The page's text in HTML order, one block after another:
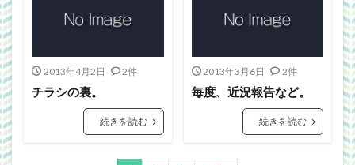
2013年4月2日 2件
チラシの裏。
続きを読む
2013年3月6日 2件
毎度、近況報告など。
続きを読む